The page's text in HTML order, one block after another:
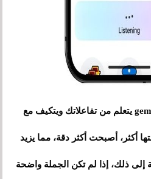
وأفضل ما في الأمر هو أن gemini يتعلم من تفاعلاتك ويتكيف مع
أكثر، أصبحت أكثر دقة، مما يزيد
إلى ذلك، إذا لم تكن الجملة واضحة